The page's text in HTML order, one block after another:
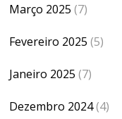
Março 2025 (7)
Fevereiro 2025 (5)
Janeiro 2025 (7)
Dezembro 2024(4)